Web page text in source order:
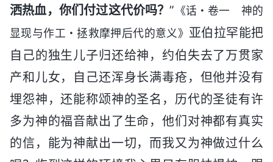
洒热血，你们付过这代价吗？” 《话・卷一 神的
显现与作工・拯救摩押后代的意义》 亚伯拉罕能把
自己的独生儿子归还给神，约伯失去了万贯家
产和儿女，自己还浑身长满毒疮，但他并没有
埋怨神，还能称颂神的圣名，历代的圣徒有许
多为神的福音献出了生命，他们对神都有真实
的信，能为神献出一切，而我又为神做过什么